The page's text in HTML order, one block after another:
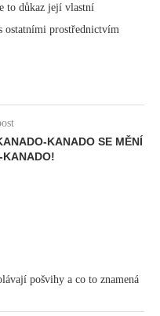
to důkaz její vlastní
ostatními prostřednictvím
KANADO SE MĚNÍ
KANADO!
pošvihy a co to znamená